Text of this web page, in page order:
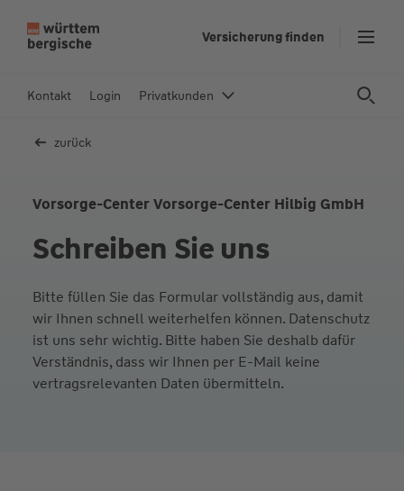
In
Versicherung finden
Kontakt Login Privatkunden
zurück
Vorsorge-Center Vorsorge-Center Hilbig GmbH
Schreiben Sie uns
Bitte füllen Sie das Formular vollständig aus, damit
wir Ihnen schnell weiterhelfen können. Datenschutz
ist uns sehr wichtig. Bitte haben Sie deshalb dafür
Verständnis, dass wir Ihnen per E-Mail keine
vertragsrelevanten Daten übermitteln.